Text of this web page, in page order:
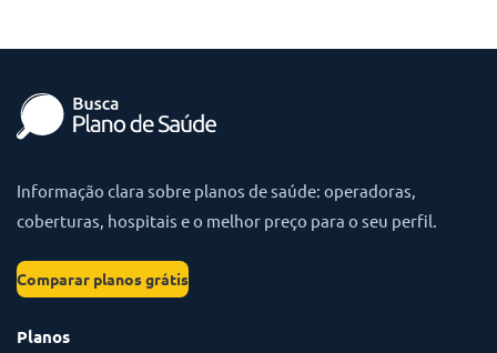
Informação clara sobre planos de saúde: operadoras,
coberturas, hospitais e o melhor preço para o seu perfil.
Comparar planos grátis
Planos